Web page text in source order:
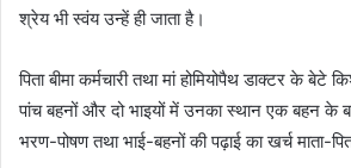
श्रेय भी स्वंय उन्हें ही जाता है।
पिता बीमा कर्मचारी तथा मां होमियोपैथ डाक्टर के बेटे
पांच बहनों और दो भाइयों में उनका स्थान एक बहन के
भरण-पोषण तथा भाई-बहनों की पढ़ाई का खर्च माता-